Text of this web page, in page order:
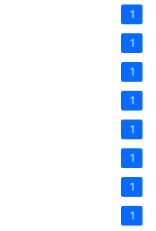
1
1
1
1
1
1
1
1